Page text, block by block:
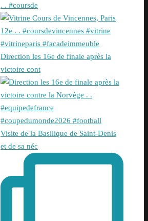
. . #coursde
Direction les 16e de finale après la
victoire cont
Visite de la Basilique de Saint-Denis
et de sa néc